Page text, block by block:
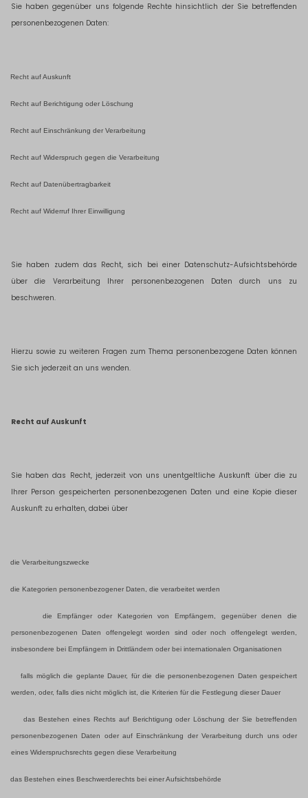
Sie haben gegenüber uns folgende Rechte hinsichtlich der Sie betreffenden
personenbezogenen Daten:
Recht auf Auskunft
Recht auf Berichtigung oder Löschung
Recht auf Einschränkung der Verarbeitung
Recht auf Widerspruch gegen die Verarbeitung
Recht auf Datenübertragbarkeit
Recht auf Widerruf Ihrer Einwilligung
Sie haben zudem das Recht, sich bei einer Datenschutz-Aufsichtsbehörde
über die Verarbeitung Ihrer personenbezogenen Daten durch uns zu
beschweren.
Hierzu sowie zu weiteren Fragen zum Thema personenbezogene Daten können
Sie sich jederzeit an uns wenden.
Recht auf Auskunft
Sie haben das Recht, jederzeit von uns unentgeltliche Auskunft über die zu
Ihrer Person gespeicherten personenbezogenen Daten und eine Kopie dieser
Auskunft zu erhalten, dabei über
die Verarbeitungszwecke
die Kategorien personenbezogener Daten, die verarbeitet werden
die Empfänger oder Kategorien von Empfängern, gegenüber denen die
personenbezogenen Daten offengelegt worden sind oder noch offengelegt werden,
insbesondere bei Empfängern in Drittländern oder bei internationalen Organisationen
falls möglich die geplante Dauer, für die die personenbezogenen Daten gespeichert
werden, oder, falls dies nicht möglich ist, die Kriterien für die Festlegung dieser Dauer
das Bestehen eines Rechts auf Berichtigung oder Löschung der Sie betreffenden
personenbezogenen Daten oder auf Einschränkung der Verarbeitung durch uns oder
eines Widerspruchsrechts gegen diese Verarbeitung
das Bestehen eines Beschwerderechts bei einer Aufsichtsbehörde